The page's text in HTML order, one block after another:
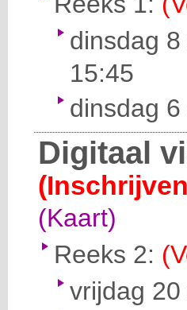
dinsdag
15:45
dinsdag
Digitaal
(Kaart)
Reeks 2:
vrijdag